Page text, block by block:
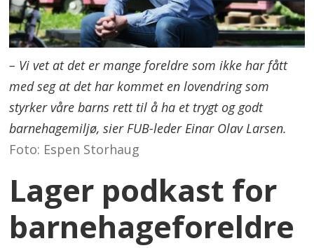
– Vi vet at det er mange foreldre som ikke har fått
med seg at det har kommet en lovendring som
styrker våre barns rett til å ha et trygt og godt
barnehagemiljø, sier FUB-leder Einar Olav Larsen.
Foto: Espen Storhaug
Lager podkast for
barnehageforeldre